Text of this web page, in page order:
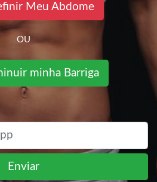
Meu Abdome
OU
minha Barriga
Enviar